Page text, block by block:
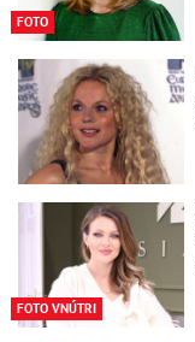
FOTO
FOTO VNÚTRI